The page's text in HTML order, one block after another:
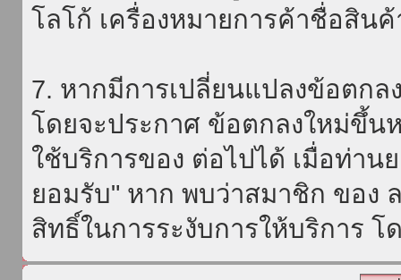
โลโก้ เครื่องหมายการค้าชื่อสิน
7. หากมีการเปลี่ยนแปลงข้อตกล
โดยจะประกาศ ข้อตกลงใหม่ขึ้น
ใช้บริการของ ต่อไปได้ เมื่อท่า
ยอมรับ" หาก พบว่าสมาชิก ของ
สิทธิ์ในการระงับการให้บริการ